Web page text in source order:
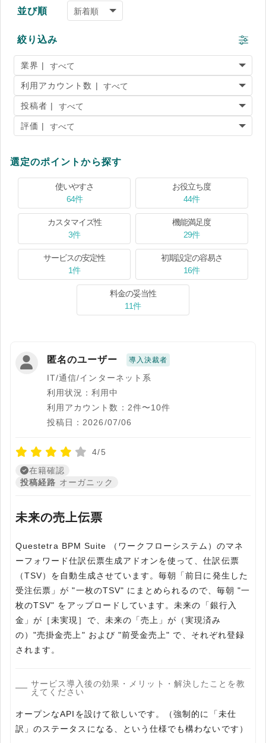
並び順
絞り込み
業界 |
利用アカウント数 |
投稿者 |
評価 |
選定のポイントから探す
使いやすさ
64件
お役立ち度
44件
カスタマイズ性
3件
機能満足度
29件
サービスの安定性
1件
初期設定の容易さ
16件
料金の妥当性
11件
匿名のユーザー 導入決裁者
IT/通信/インターネット系
利用状況：利用中
利用アカウント数：2件〜10件
投稿日：2026/07/06
4/5
在籍確認
投稿経路 オーガニック
未来の売上伝票
Questetra BPM Suite （ワークフローシステム）のマネ
ーフォワード仕訳伝票生成アドオンを使って、仕訳伝票
（TSV）を自動生成させています。毎朝「前日に発生した
受注伝票」が "一枚のTSV" にまとめられるので、毎朝 "一
枚のTSV" をアップロードしています。未来の「銀行入
金」が［未実現］で、未来の「売上」が（実現済み
の）"売掛金売上" および "前受金売上" で、それぞれ登録
されます。
サービス導入後の効果・メリット・解決したことを教
えてください
オープンなAPIを設けて欲しいです。（強制的に「未仕
訳」のステータスになる、という仕様でも構わないです）